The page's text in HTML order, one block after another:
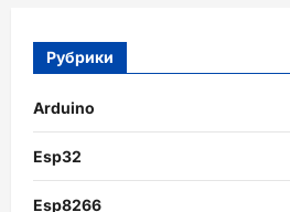
Рубрики
Arduino
Esp32
Esp8266